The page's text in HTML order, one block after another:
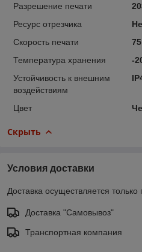
Разрешение печати
Ресурс отрезчика
Скорость печати
Температура хранения
-
Устойчивость к внешним
воздействиям
Цвет
Скрыть
Условия доставки
Доставка осуществляется только
Доставка "Самовывоз"
Транспортная компания